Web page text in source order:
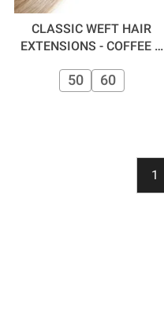
CLASSIC WEFT HAIR
EXTENSIONS - COFFEE N
50 60
1